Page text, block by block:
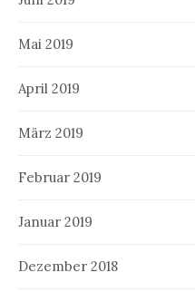
Mai 2019
April 2019
März 2019
Februar 2019
Januar 2019
Dezember 2018